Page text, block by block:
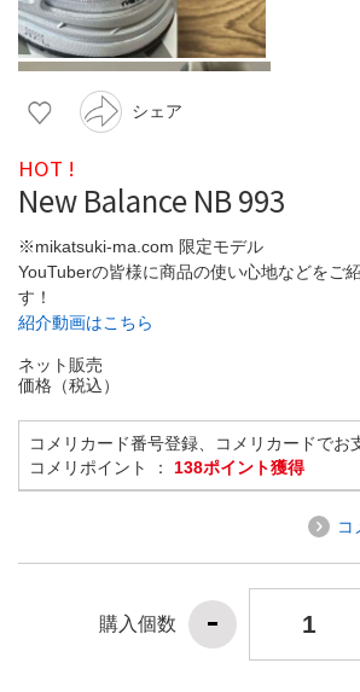
シェア
HOT !
New Balance NB 993
※mikatsuki-ma.com 限定モデル
YouTuberの皆様に商品の使い心地などをご
す！
紹介動画はこちら
ネット販売
価格（税込）
コメリカード番号登録、コメリカードでお
コメリポイント ： 138ポイント獲得
コ
購入個数